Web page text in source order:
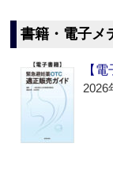
書籍・電子メ
【
2026